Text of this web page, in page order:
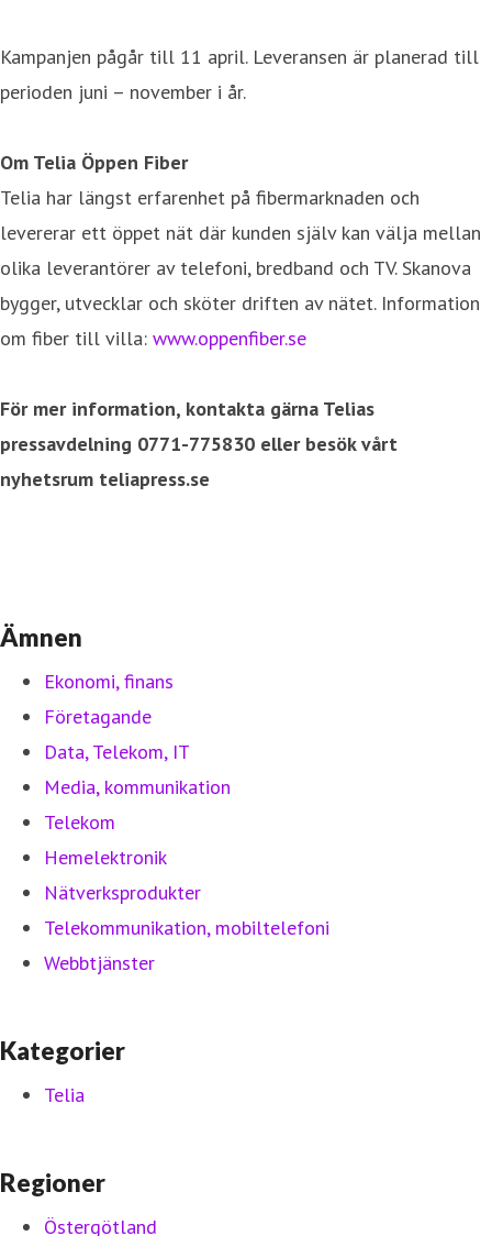
Kampanjen pågår till 11 april. Leveransen är planerad till
perioden juni – november i år.
Om Telia Öppen Fiber
Telia har längst erfarenhet på fibermarknaden och
levererar ett öppet nät där kunden själv kan välja mellan
olika leverantörer av telefoni, bredband och TV. Skanova
bygger, utvecklar och sköter driften av nätet. Information
om fiber till villa: www.oppenfiber.se
För mer information, kontakta gärna Telias
pressavdelning 0771-775830 eller besök vårt
nyhetsrum teliapress.se
Ämnen
Ekonomi, finans
Företagande
Data, Telekom, IT
Media, kommunikation
Telekom
Hemelektronik
Nätverksprodukter
Telekommunikation, mobiltelefoni
Webbtjänster
Kategorier
Telia
Regioner
Östergötland